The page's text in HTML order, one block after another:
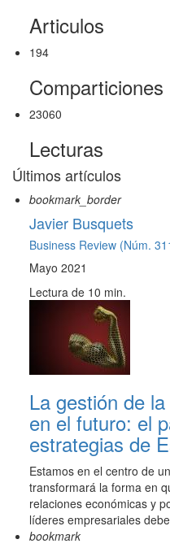
Articulos
194
Comparticiones
23060
Lecturas
Últimos artículos
bookmark_border
Javier Busquets
Business Review (Núm.
Mayo 2021
Lectura de 10 min.
La gestión de
en el futuro: el
estrategias de
Estamos en el centro de
transformará la forma en
relaciones económicas y
líderes empresariales
bookmark